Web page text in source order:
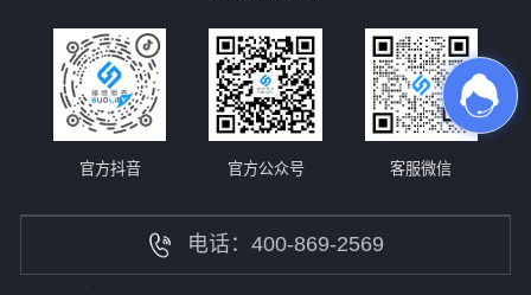
官方抖音 官方公众号 客服微信
电话：400-869-2569